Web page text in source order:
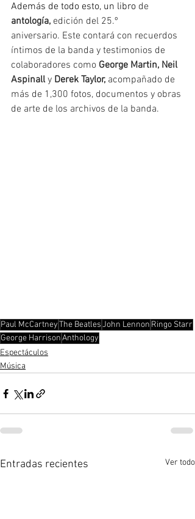
Además de todo esto, un libro de
antología, edición del 25.º
aniversario. Este contará con recuerdos
íntimos de la banda y testimonios de
colaboradores como George Martin, Neil
Aspinall y Derek Taylor, acompañado de
más de 1,300 fotos, documentos y obras
de arte de los archivos de la banda.
Paul McCartneyThe BeatlesJohn Lennon Ringo Starr
George HarrisonAnthology
Espectáculos
Música
Entradas recientes Ver todo